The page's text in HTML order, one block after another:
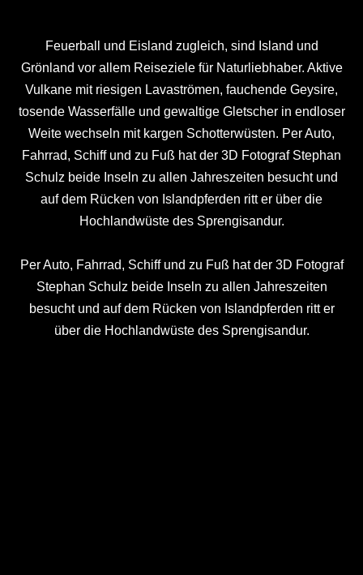
Feuerball und Eisland zugleich, sind Island und
Grönland vor allem Reiseziele für Naturliebhaber. Aktive
Vulkane mit riesigen Lavaströmen, fauchende Geysire,
tosende Wasserfälle und gewaltige Gletscher in endloser
Weite wechseln mit kargen Schotterwüsten. Per Auto,
Fahrrad, Schiff und zu Fuß hat der 3D Fotograf Stephan
Schulz beide Inseln zu allen Jahreszeiten besucht und
auf dem Rücken von Islandpferden ritt er über die
Hochlandwüste des Sprengisandur.
Per Auto, Fahrrad, Schiff und zu Fuß hat der 3D Fotograf
Stephan Schulz beide Inseln zu allen Jahreszeiten
besucht und auf dem Rücken von Islandpferden ritt er
über die Hochlandwüste des Sprengisandur.